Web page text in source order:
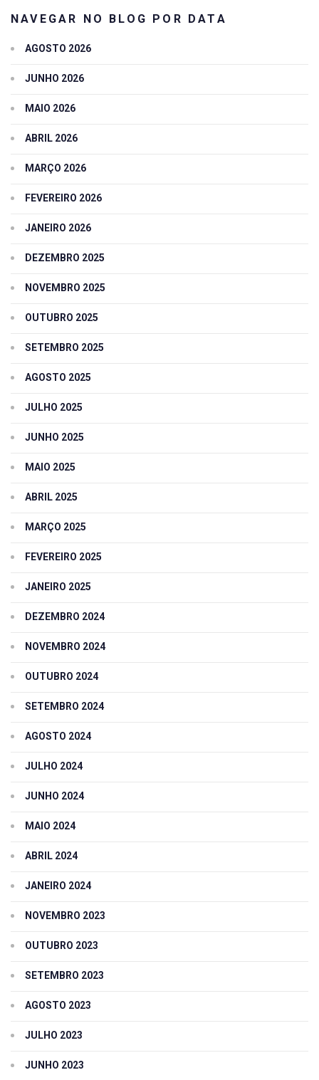
NAVEGAR NO BLOG POR DATA
AGOSTO 2026
JUNHO 2026
MAIO 2026
ABRIL 2026
MARÇO 2026
FEVEREIRO 2026
JANEIRO 2026
DEZEMBRO 2025
NOVEMBRO 2025
OUTUBRO 2025
SETEMBRO 2025
AGOSTO 2025
JULHO 2025
JUNHO 2025
MAIO 2025
ABRIL 2025
MARÇO 2025
FEVEREIRO 2025
JANEIRO 2025
DEZEMBRO 2024
NOVEMBRO 2024
OUTUBRO 2024
SETEMBRO 2024
AGOSTO 2024
JULHO 2024
JUNHO 2024
MAIO 2024
ABRIL 2024
JANEIRO 2024
NOVEMBRO 2023
OUTUBRO 2023
SETEMBRO 2023
AGOSTO 2023
JULHO 2023
JUNHO 2023